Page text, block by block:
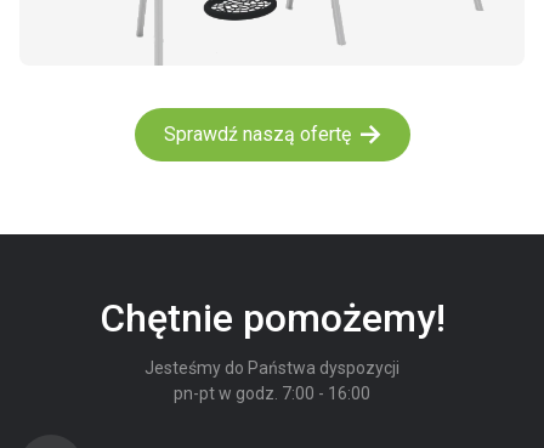
Sprawdź naszą ofertę
Chętnie pomożemy!
Jesteśmy do Państwa dyspozycji
pn-pt w godz. 7:00 - 16:00